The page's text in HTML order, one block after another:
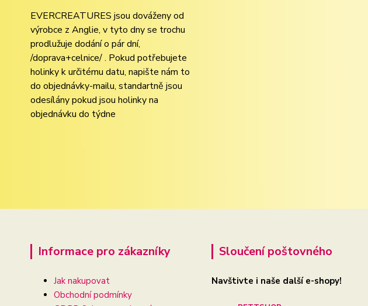
EVERCREATURES jsou dováženy od
výrobce z Anglie, v tyto dny se trochu
prodlužuje dodání o pár dní,
/doprava+celnice/ . Pokud potřebujete
holinky k určitému datu, napište nám to
do objednávky-mailu, standartně jsou
odesílány pokud jsou holinky na
objednávku do týdne
Informace pro zákazníky
Jak nakupovat
Obchodní podmínky
Sloučení poštovného
Navštivte i naše další e-shopy!